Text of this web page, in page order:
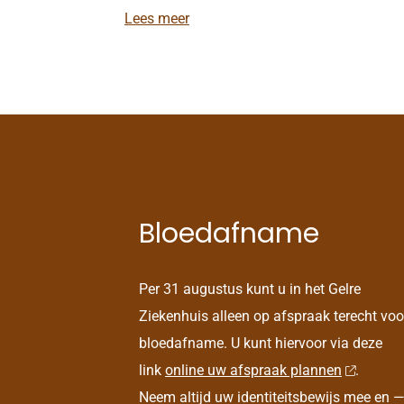
Lees meerJ
s
Bloedafname
Per 31 augustus kunt u in het Gelre
Ziekenhuis alleen op afspraak terecht
bloedafname. U kunt hiervoor via deze
link online uw afspraak plannen
.
Neem altijd uw identiteitsbewijs mee en